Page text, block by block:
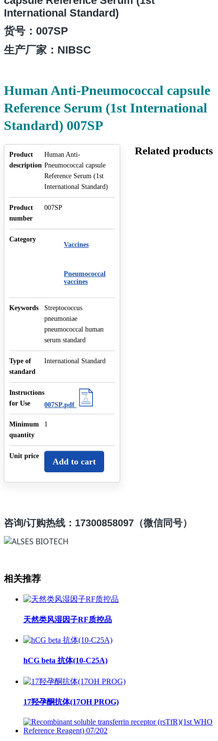
International Standard)
货号 ：007SP
生产厂家：NIBSC
Human Anti-Pneumococcal capsule
Reference Serum (1st International
Standard) 007SP
Product
description
Human Anti-
Pneumococcal capsule
Reference Serum (1st
International Standard)
Product
number
007SP
Category
Vaccines
Pneumococcal
vaccines
Keywords
Streptococcus
pneumoniae
pneumococcal human
serum standard
Type of
standard
International Standard
Instructions
for Use
007SP.pdf
Minimum
quantity
1
Unit price
Add to cart
Related products
咨询/订购热线：17300858097（微信同号）
相关推荐
天然类风湿因子RF质控品
hCG beta 抗体(10-C25A)
17羟孕酮抗体(17OH PROG)